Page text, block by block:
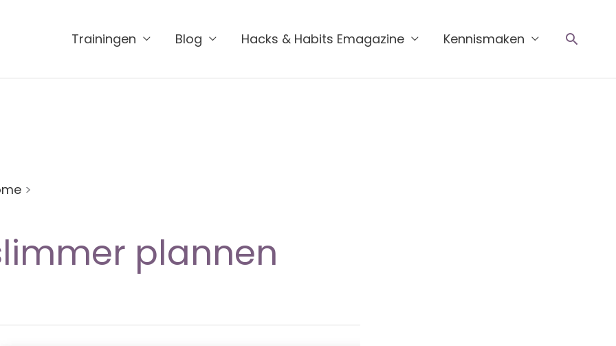
Trainingen Blog Hacks & Habits Emagazine Kennismaken
>
plannen